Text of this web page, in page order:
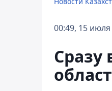
00:49, 15
Сразу